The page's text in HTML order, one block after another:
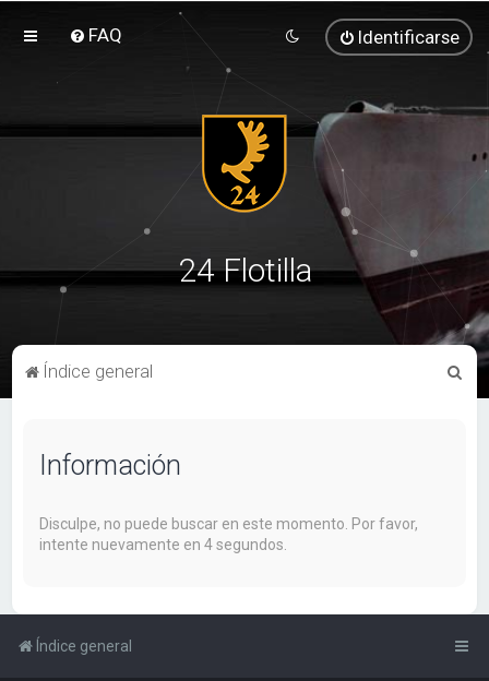
FAQ Identificarse
24 Flotilla
Índice general
Información
Disculpe, no puede buscar en este momento. Por favor,
intente nuevamente en 4 segundos.
Índice general